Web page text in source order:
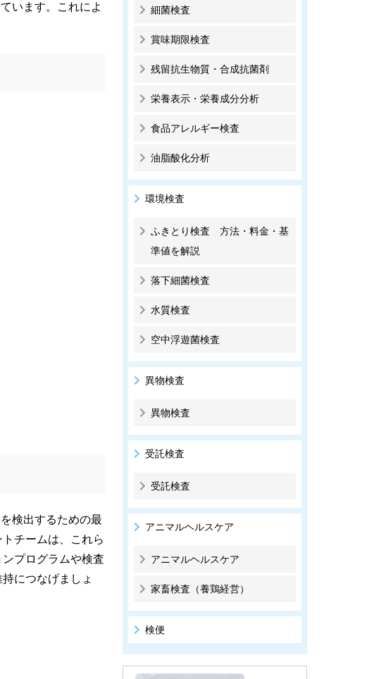
います。これによ
検出するための最
チームは、これら
プログラムや検査
につなげましょ
細菌検査
賞味期限検査
残留抗生物質・合成抗菌剤
栄養表示・栄養成分分析
食品アレルギー検査
油脂酸化分析
環境検査
ふきとり検査 方法・料金・基
準値を解説
落下細菌検査
水質検査
空中浮遊菌検査
異物検査
異物検査
受託検査
受託検査
アニマルヘルスケア
アニマルヘルスケア
家畜検査（養鶏経営）
検便